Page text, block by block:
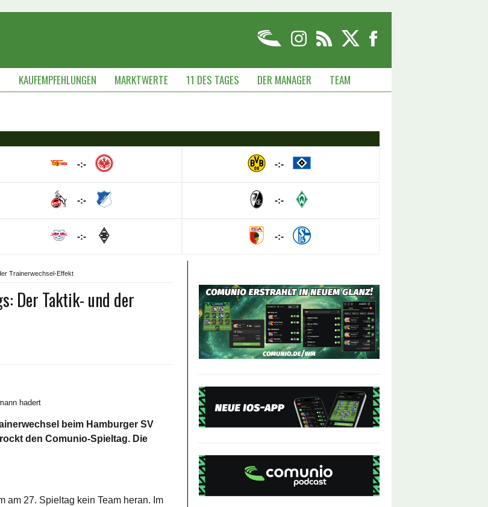
KAUFEMPFEHLUNGEN MARKTWERTE 11 DES TAGES DER MANAGER TEAM
-:-
-:-
-:-
-:-
-:-
-:-
Trainerwechsel-Effekt
Der Taktik- und der
beim Hamburger SV
den Comunio-Spieltag. Die
am 27. Spieltag kein Team heran. Im